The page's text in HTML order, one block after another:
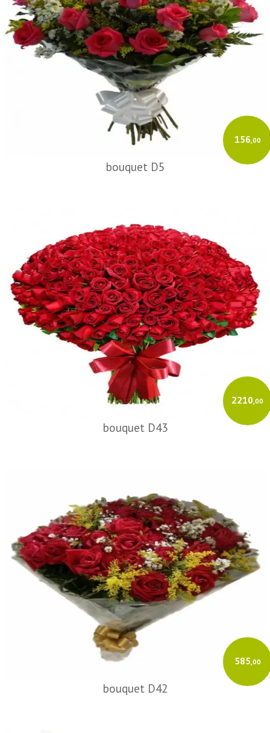
156,00
bouquet D5
2210,00
bouquet D43
585,00
bouquet D42